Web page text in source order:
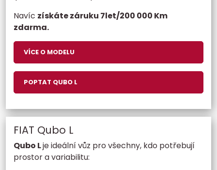
Navíc získáte záruku 7let/200 000 Km
zdarma.
VÍCE O MODELU
POPTAT QUBO L
FIAT Qubo L
Qubo Lje ideální vůz pro všechny, kdo potřebují
prostor a variabilitu:​